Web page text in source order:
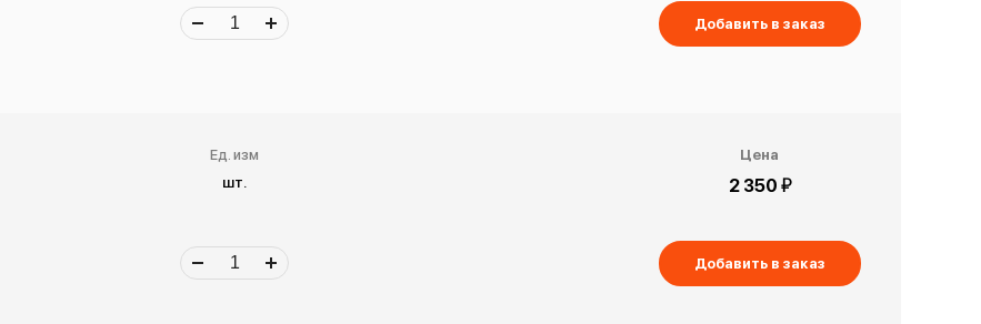
Добавить в заказ
Ед. изм
шт.
Цена
2 350 й
Добавить в заказ